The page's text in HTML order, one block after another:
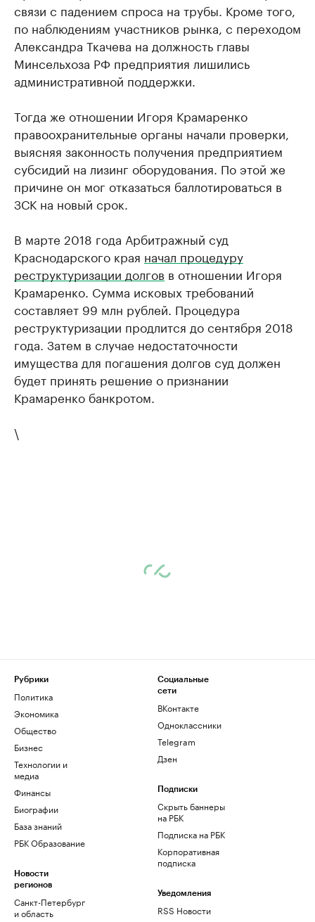
связи с падением спроса на трубы. Кроме того,
по наблюдениям участников рынка, с переходом
Александра Ткачева на должность главы
Минсельхоза РФ предприятия лишились
административной поддержки.
Тогда же отношении Игоря Крамаренко
правоохранительные органы начали проверки,
выясняя законность получения предприятием
субсидий на лизинг оборудования. По этой же
причине он мог отказаться баллотироваться в
ЗСК на новый срок.
В марте 2018 года Арбитражный суд
Краснодарского края начал процедуру
реструктуризации долгов в отношении Игоря
Крамаренко. Сумма исковых требований
составляет 99 млн рублей. Процедура
реструктуризации продлится до сентября 2018
года. Затем в случае недостаточности
имущества для погашения долгов суд должен
будет принять решение о признании
Крамаренко банкротом.
\
Рубрики
Политика
Экономика
Общество
Бизнес
Технологии и
медиа
Финансы
Биографии
База знаний
РБК Образование
Новости
регионов
Санкт-Петербург
и область
Социальные
сети
ВКонтакте
Одноклассники
Telegram
Дзен
Подписки
Скрыть баннеры
на РБК
Подписка на РБК
Корпоративная
подписка
Уведомления
RSS Новости